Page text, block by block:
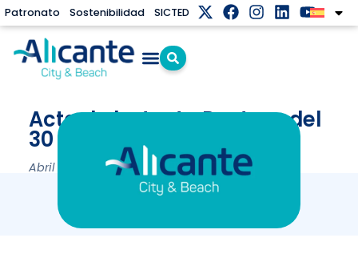
Patronato Sostenibilidad SICTED
Acta de la Junta Rectora del
30 de Abril de 2024
Abril 30, 2024